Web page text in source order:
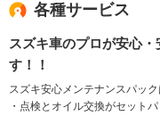
各種サービス
スズキ車のプロが安心
す！！
スズキ安心メンテナンスパック
・点検とオイル交換がセット